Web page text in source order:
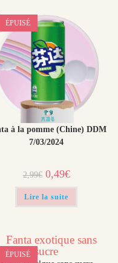
ÉPUISÉ
à la pomme (Chine) DDM
7/03/2024
2,99€ Le
prix
initial
était :
0,49€Le
prix
actuel
Lire la suite
ÉPUISÉ